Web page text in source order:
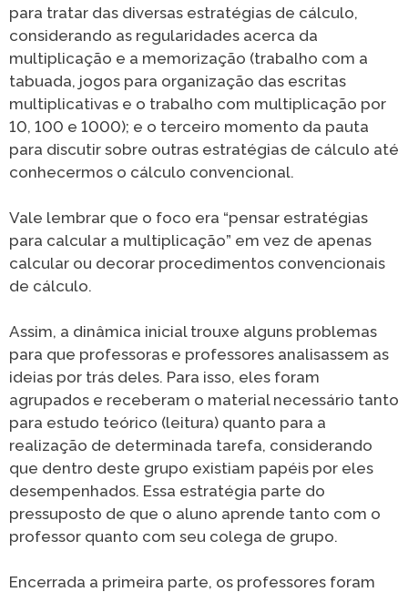
para tratar das diversas estratégias de cálculo,
considerando as regularidades acerca da
multiplicação e a memorização (trabalho com a
tabuada, jogos para organização das escritas
multiplicativas e o trabalho com multiplicação por
10, 100 e 1000); e o terceiro momento da pauta
para discutir sobre outras estratégias de cálculo até
conhecermos o cálculo convencional.
Vale lembrar que o foco era “pensar estratégias
para calcular a multiplicação” em vez de apenas
calcular ou decorar procedimentos convencionais
de cálculo.
Assim, a dinâmica inicial trouxe alguns problemas
para que professoras e professores analisassem as
ideias por trás deles. Para isso, eles foram
agrupados e receberam o material necessário tanto
para estudo teórico (leitura) quanto para a
realização de determinada tarefa, considerando
que dentro deste grupo existiam papéis por eles
desempenhados. Essa estratégia parte do
pressuposto de que o aluno aprende tanto com o
professor quanto com seu colega de grupo.
Encerrada a primeira parte, os professores foram